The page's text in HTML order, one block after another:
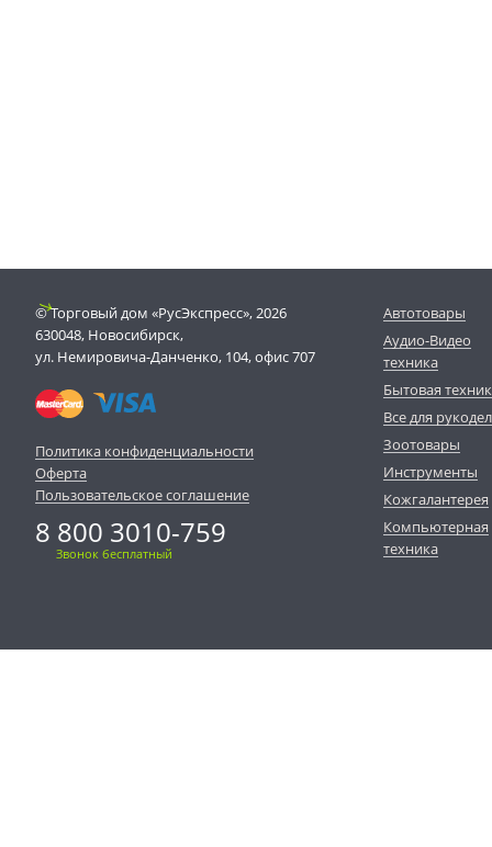
© Торговый дом «РусЭкспресс», 2026
630048, Новосибирск,
ул. Немировича-Данченко, 104, офис 707
Политика конфиденциальности
Оферта
Пользовательское соглашение
8 800 3010-759
Звонок бесплатный
Автотовары
Аудио-Видео
техника
Бытовая
Все для
Зоотовары
Инструменты
Кожгалантерея
Компьютерная
техника